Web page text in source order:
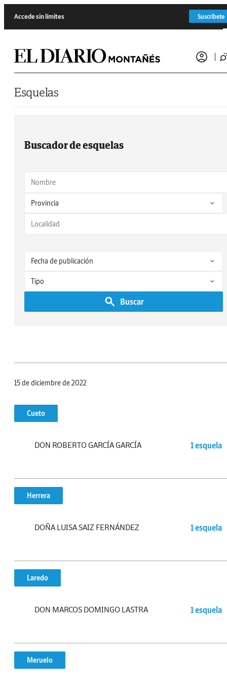
Accede sin límites Suscríbete
Esquelas
Buscador de esquelas
Buscar
15 de diciembre de 2022
Cueto
DON ROBERTO GARCÍA GARCÍA 1 esquela
Herrera
DOÑA LUISA SAIZ FERNÁNDEZ 1 esquela
Laredo
DON MARCOS DOMINGO LASTRA 1 esquela
Meruelo